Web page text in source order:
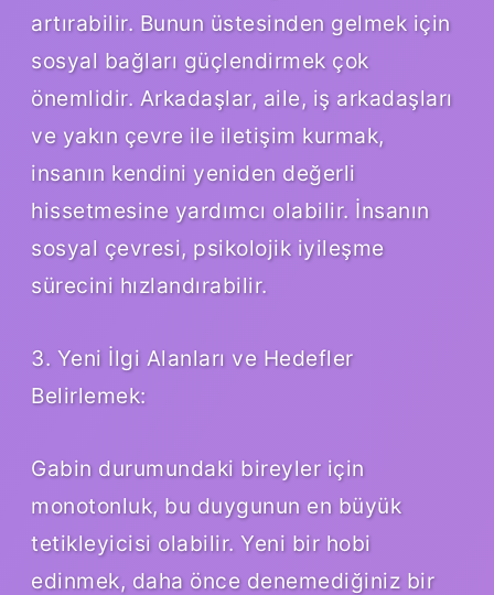
artırabilir. Bunun üstesinden gelmek için
sosyal bağları güçlendirmek çok
önemlidir. Arkadaşlar, aile, iş arkadaşları
ve yakın çevre ile iletişim kurmak,
insanın kendini yeniden değerli
hissetmesine yardımcı olabilir. İnsanın
sosyal çevresi, psikolojik iyileşme
sürecini hızlandırabilir.
3. Yeni İlgi Alanları ve Hedefler
Belirlemek:
Gabin durumundaki bireyler için
monotonluk, bu duygunun en büyük
tetikleyicisi olabilir. Yeni bir hobi
edinmek, daha önce denemediğiniz bir